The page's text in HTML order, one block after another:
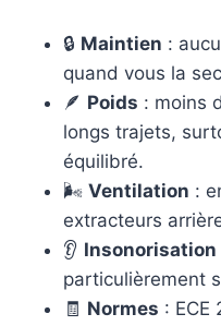
🔒 Maintien :
quand vous la
🪶 Poids : moins
longs trajets,
équilibré.
🌬️ Ventilation :
extracteurs
👂 Insonorisation
particulièrement
🧾 Normes : ECE